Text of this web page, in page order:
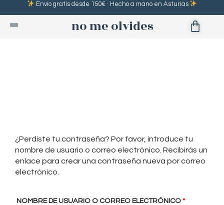
al
contenido
Envío gratis desde 150€ · Hecho a mano en Asturias
no me olvides Cart
¿Perdiste tu contraseña? Por favor, introduce tu
nombre de usuario o correo electrónico. Recibirás un
enlace para crear una contraseña nueva por correo
electrónico.
NOMBRE DE USUARIO O CORREO ELECTRÓNICO *